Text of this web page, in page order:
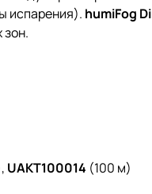
испарения). humiFog
зон.
UAKT100014 (100 м)